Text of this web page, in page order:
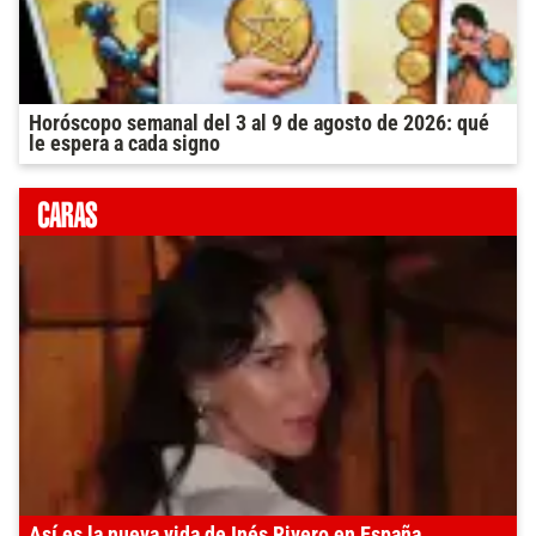
Horóscopo semanal del 3 al 9 de agosto de 2026: qué
le espera a cada signo